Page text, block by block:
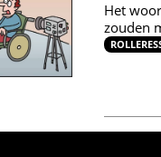
Het
zouden